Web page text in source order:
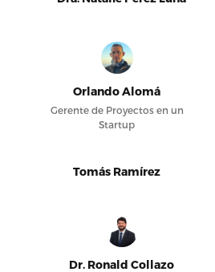
Orlando Alomá
Gerente de Proyectos en un
Startup
Tomás Ramírez
Dr. Ronald Collazo